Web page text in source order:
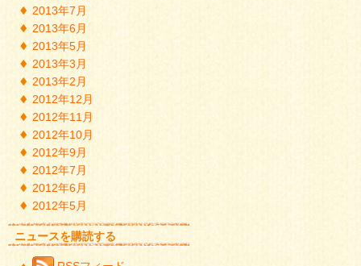
2013年7月
2013年6月
2013年5月
2013年3月
2013年2月
2012年12月
2012年11月
2012年10月
2012年9月
2012年7月
2012年6月
2012年5月
ニュースを購読する